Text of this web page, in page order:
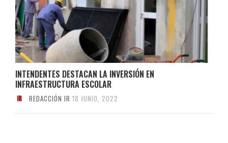
INTENDENTES DESTACAN LA INVERSIÓN EN
INFRAESTRUCTURA ESCOLAR
REDACCIÓN IR 18 JUNIO, 2022